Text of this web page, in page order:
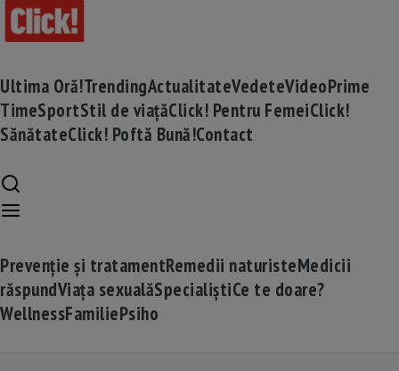
Ultima Oră!TrendingActualitateVedeteVideoPrime
TimeSportStil de viațăClick! Pentru FemeiClick!
SănătateClick! Poftă Bună!Contact
Prevenție și tratamentRemedii naturisteMedicii
răspundViața sexualăSpecialiștiCe te doare?
WellnessFamiliePsiho